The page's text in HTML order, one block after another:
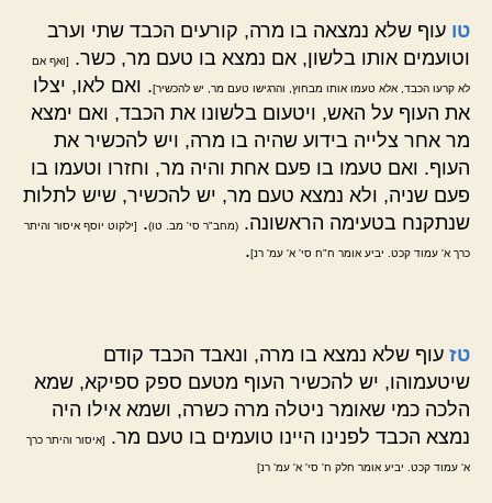
טו עוף שלא נמצאה בו מרה, קורעים הכבד שתי וערב
וטועמים אותו בלשון, אם נמצא בו טעם מר, כשר.
[ואף אם
לא קרעו הכבד, אלא טעמו אותו מבחוץ, והרגישו טעם מר, יש להכשיר]. ואם לאו, יצלו
את העוף על האש, ויטעום בלשונו את הכבד, ואם ימצא
מר אחר צלייה בידוע שהיה בו מרה, ויש להכשיר את
העוף. ואם טעמו בו פעם אחת והיה מר, וחזרו וטעמו בו
פעם שניה, ולא נמצא טעם מר, יש להכשיר, שיש לתלות
שנתקנח בטעימה הראשונה. (מחב"ר סי' מב. טו). [ילקוט יוסף איסור והיתר
כרך א' עמוד קכט. יביע אומר ח"ח סי' א' עמ' רנ].
טז עוף שלא נמצא בו מרה, ונאבד הכבד קודם
שיטעמוהו, יש להכשיר העוף מטעם ספק ספיקא, שמא
הלכה כמי שאומר ניטלה מרה כשרה, ושמא אילו היה
נמצא הכבד לפנינו היינו טועמים בו טעם מר.
[איסור והיתר כרך
א' עמוד קכט. יביע אומר חלק ח' סי' א' עמ' רנ]